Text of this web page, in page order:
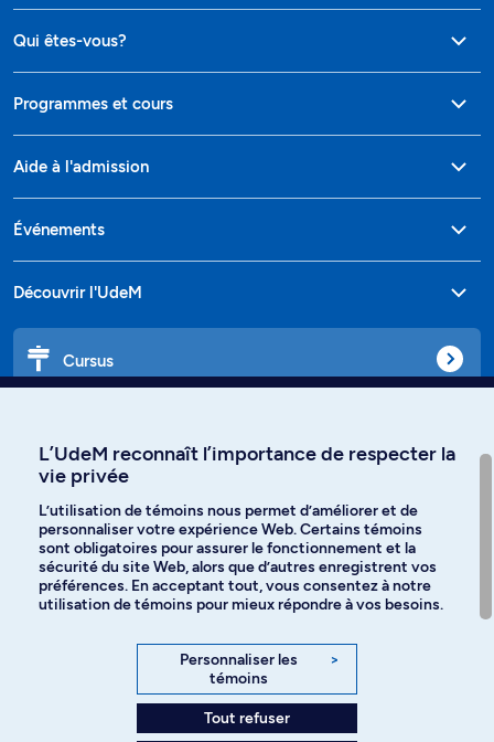
Qui êtes-vous?
Programmes et cours
Aide à l'admission
Événements
Découvrir l'UdeM
Cursus
Langues
Facebook Instagram
YouTube
L’UdeM reconnaît l’importance de respecter la
vie privée
L’utilisation de témoins nous permet d’améliorer et de
personnaliser votre expérience Web. Certains témoins
sont obligatoires pour assurer le fonctionnement et la
sécurité du site Web, alors que d’autres enregistrent vos
préférences. En acceptant tout, vous consentez à notre
utilisation de témoins pour mieux répondre à vos besoins.
Personnaliser les
témoins
>
Tout refuser